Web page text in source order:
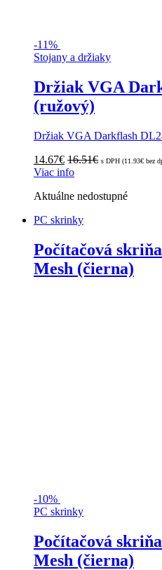
-11%
Stojany a držiaky
Držiak VGA
(ružový)
Držiak VGA Darkflash
14.67€ 16.51€ s DPH (11.93€ bez
Viac info
Aktuálne nedostupné
PC skrinky
Počítačová
Mesh (čierna)
-10%
PC skrinky
Počítačová
Mesh (čierna)